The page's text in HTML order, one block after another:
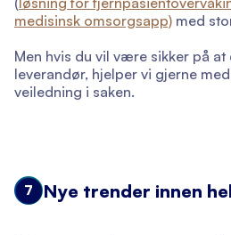
medisinsk omsorgsapp) med
Men hvis du vil være sikker på
leverandør, hjelper vi gjerne
veiledning i saken.
7 Nye trender innen